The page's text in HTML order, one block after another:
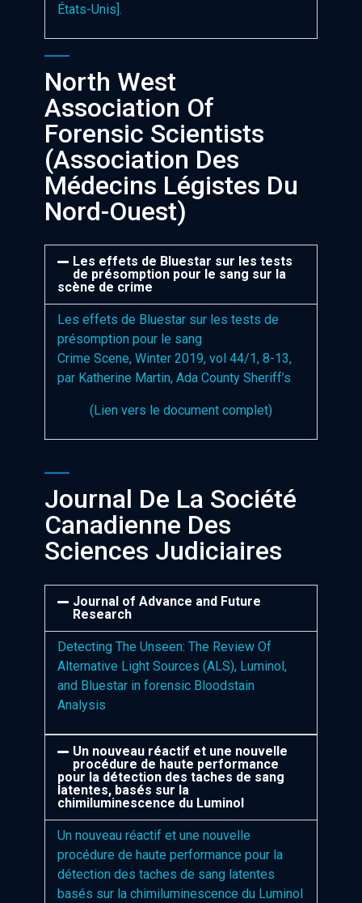
États-Unis].
North West
Association Of
Forensic Scientists
(Association Des
Médecins Légistes Du
Nord-Ouest)
Les effets de Bluestar sur les tests
de présomption pour le sang sur la
scène de crime
Les effets de Bluestar sur les tests de
présomption pour le sang
Crime Scene, Winter 2019, vol 44/1, 8-13,
par Katherine Martin, Ada County Sheriff’s
(Lien vers le document complet)
Journal De La Société
Canadienne Des
Sciences Judiciaires
Journal of Advance and Future
Research
Detecting The Unseen: The Review Of
Alternative Light Sources (ALS), Luminol,
and Bluestar in forensic Bloodstain
Analysis
Un nouveau réactif et une nouvelle
procédure de haute performance
pour la détection des taches de sang
latentes, basés sur la
chimiluminescence du Luminol
Un nouveau réactif et une nouvelle
procédure de haute performance pour la
détection des taches de sang latentes
basés sur la chimiluminescence du Luminol